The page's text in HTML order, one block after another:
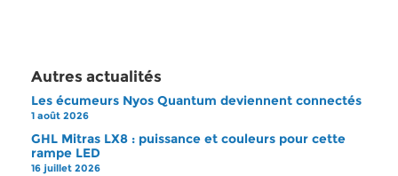
Autres actualités
Les écumeurs Nyos Quantum deviennent connectés
1 août 2026
GHL Mitras LX8 : puissance et couleurs pour cette
rampe LED
16 juillet 2026